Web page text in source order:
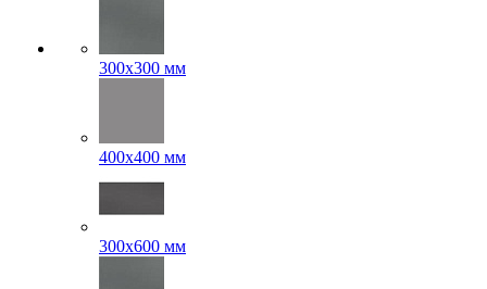
300x300 мм
400х400 мм
300x600 мм